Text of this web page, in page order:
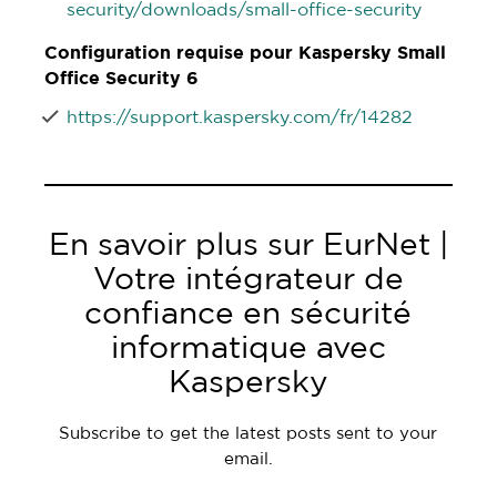
security/downloads/small-office-security
Configuration requise pour Kaspersky Small
Office Security 6
https://support.kaspersky.com/fr/14282
En savoir plus sur EurNet |
Votre intégrateur de
confiance en sécurité
informatique avec
Kaspersky
Subscribe to get the latest posts sent to your
email.